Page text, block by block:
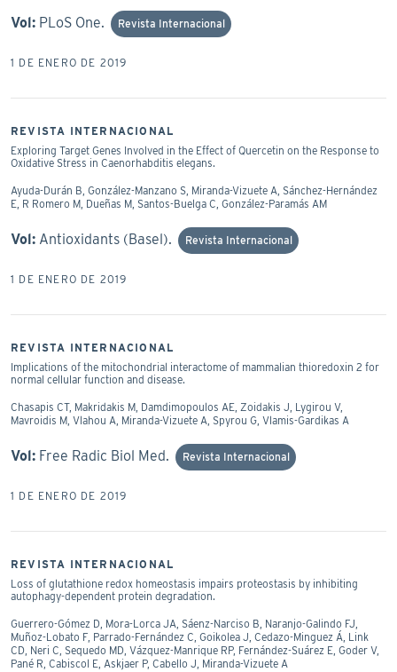
Vol: PLoS One. Revista Internacional
1 DE ENERO DE 2019
REVISTA INTERNACIONAL
Exploring Target Genes Involved in the Effect of Quercetin on the Response to
Oxidative Stress in Caenorhabditis elegans.
Ayuda-Durán B, González-Manzano S, Miranda-Vizuete A, Sánchez-Hernández
E, R Romero M, Dueñas M, Santos-Buelga C, González-Paramás AM
Vol: Antioxidants (Basel). Revista Internacional
1 DE ENERO DE 2019
REVISTA INTERNACIONAL
Implications of the mitochondrial interactome of mammalian thioredoxin 2 for
normal cellular function and disease.
Chasapis CT, Makridakis M, Damdimopoulos AE, Zoidakis J, Lygirou V,
Mavroidis M, Vlahou A, Miranda-Vizuete A, Spyrou G, Vlamis-Gardikas A
Vol: Free Radic Biol Med. Revista Internacional
1 DE ENERO DE 2019
REVISTA INTERNACIONAL
Loss of glutathione redox homeostasis impairs proteostasis by inhibiting
autophagy-dependent protein degradation.
Guerrero-Gómez D, Mora-Lorca JA, Sáenz-Narciso B, Naranjo-Galindo FJ,
Muñoz-Lobato F, Parrado-Fernández C, Goikolea J, Cedazo-Minguez Á, Link
CD, Neri C, Sequedo MD, Vázquez-Manrique RP, Fernández-Suárez E, Goder V,
Pané R, Cabiscol E, Askjaer P, Cabello J, Miranda-Vizuete A